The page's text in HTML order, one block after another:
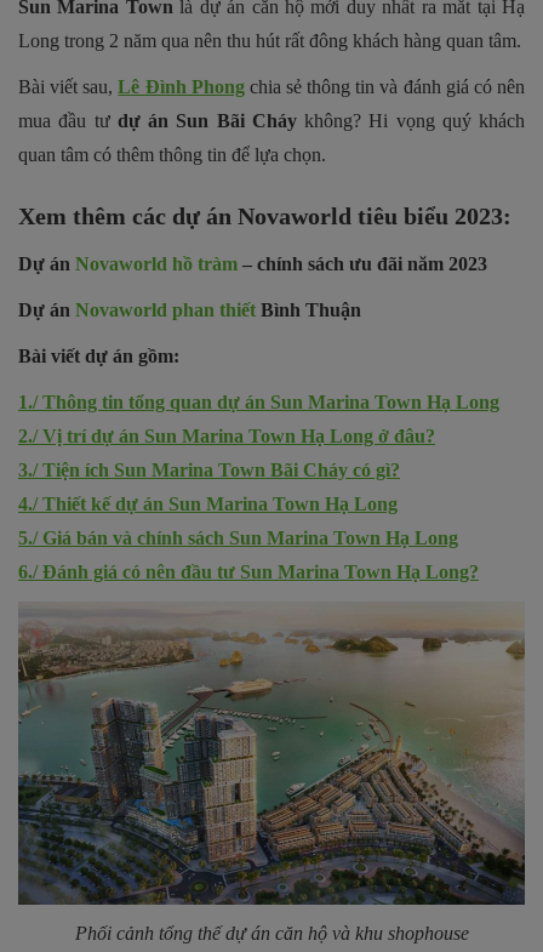
Sun Marina Town là dự án căn hộ mới duy nhất ra mắt tại Hạ
Long trong 2 năm qua nên thu hút rất đông khách hàng quan tâm.
Bài viết sau,Lê Đình Phongchia sẻ thông tin và đánh giá có nên
mua đầu tư dự án Sun Bãi Cháykhông? Hi vọng quý khách
quan tâm có thêm thông tin để lựa chọn.
Xem thêm các dự án Novaworld tiêu biểu 2023:
Dự án Novaworld hồ tràm – chính sách ưu đãi năm 2023
Dự án Novaworld phan thiết Bình Thuận
Bài viết dự án gồm:
1./ Thông tin tổng quan dự án Sun Marina Town Hạ Long
2./ Vị trí dự án Sun Marina Town Hạ Long ở đâu?
3./ Tiện ích Sun Marina Town Bãi Cháy có gì?
4./ Thiết kế dự án Sun Marina Town Hạ Long
5./ Giá bán và chính sách Sun Marina Town Hạ Long
6./ Đánh giá có nên đầu tư Sun Marina Town Hạ Long?
Phối cảnh tổng thế dự án căn hộ và khu shophouse